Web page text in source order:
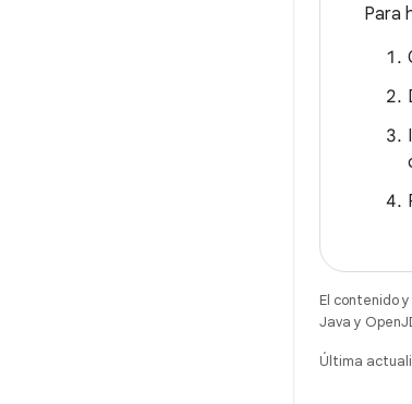
Para
El contenido
Java y
Última